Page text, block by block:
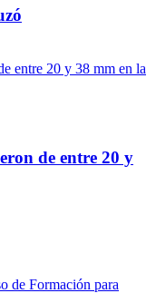
de entre 20 y